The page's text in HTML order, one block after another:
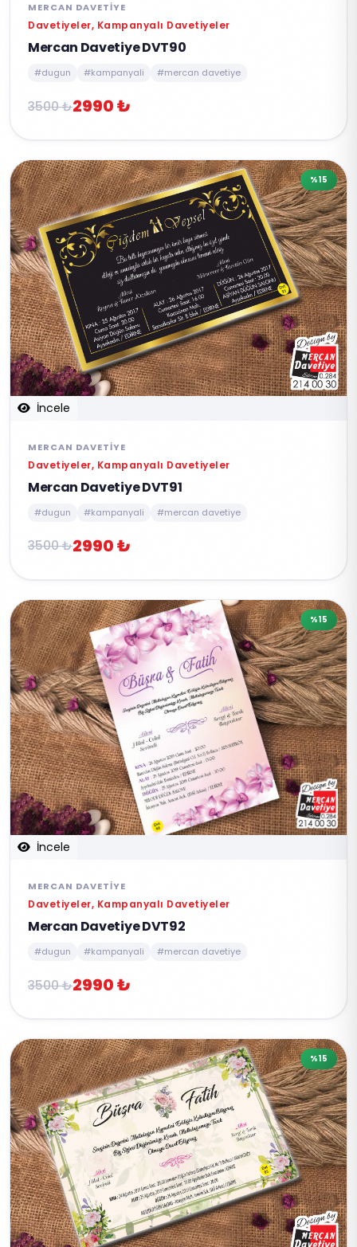
MERCAN DAVETIYE
Davetiyeler, Kampanyalı Davetiyeler
Mercan Davetiye DVT90
#dugun #kampanyali #mercan davetiye
3500 ₺2990 ₺
İncele
%15
MERCAN DAVETIYE
Davetiyeler, Kampanyalı Davetiyeler
Mercan Davetiye DVT91
#dugun #kampanyali #mercan davetiye
3500 ₺2990 ₺
İncele
%15
MERCAN DAVETIYE
Davetiyeler, Kampanyalı Davetiyeler
Mercan Davetiye DVT92
#dugun #kampanyali #mercan davetiye
3500 ₺2990 ₺
%15